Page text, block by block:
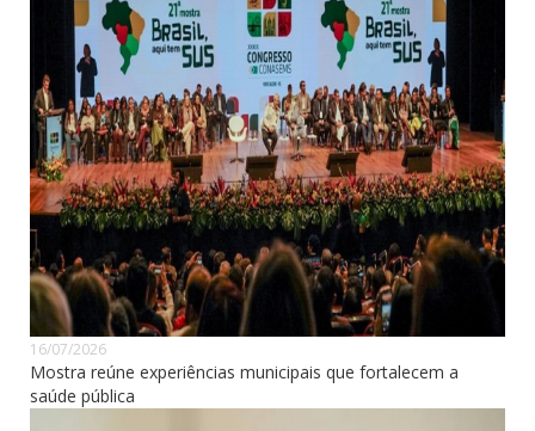
16/07/2026
Mostra reúne experiências municipais que fortalecem a
saúde pública